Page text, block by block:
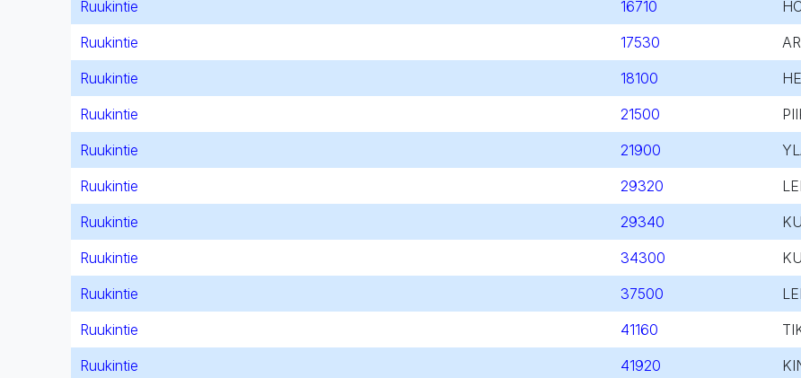
Ruukintie
16710
Ruukintie
17530
Ruukintie
18100
Ruukintie
21500
Ruukintie
21900
Ruukintie
29320
Ruukintie
29340
Ruukintie
34300
Ruukintie
37500
Ruukintie
41160
Ruukintie
41920